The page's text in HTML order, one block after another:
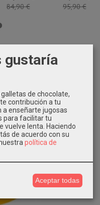
84,90 € 95,90 €
gustaría
de chocolate,
contribución a tu
a enseñarte jugosas
para facilitar tu
vuelve lenta. Haciendo
de acuerdo con su
política de
Aceptar todas